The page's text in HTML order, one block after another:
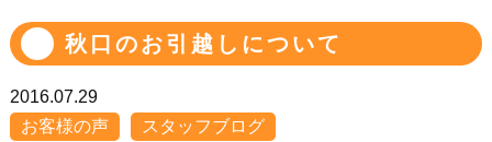
秋口のお引越しについて
2016.07.29
お客様の声
スタッフブログ